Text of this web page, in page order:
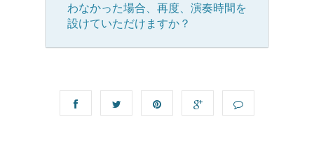
わなかった場合、再度、演奏時間を
設けていただけますか？